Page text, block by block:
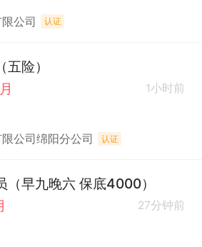
公司 认证
险）
1小时前
公司绵阳分公司 认证
（早九晚六 保底4000）
27分钟前